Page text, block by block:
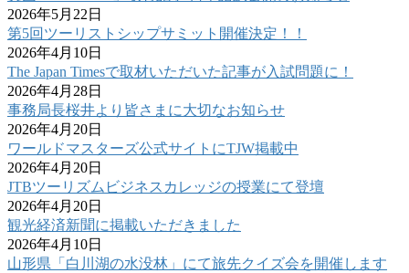
2026年5月22日
第5回ツーリストシップサミット開催決定！！
2026年4月10日
The Japan Timesで取材いただいた記事が入試問題に！
2026年4月28日
事務局長桜井より皆さまに大切なお知らせ
2026年4月20日
ワールドマスターズ公式サイトにTJW掲載中
2026年4月20日
JTBツーリズムビジネスカレッジの授業にて登壇
2026年4月20日
観光経済新聞に掲載いただきました
2026年4月10日
山形県「白川湖の水没林」にて旅先クイズ会を開催します